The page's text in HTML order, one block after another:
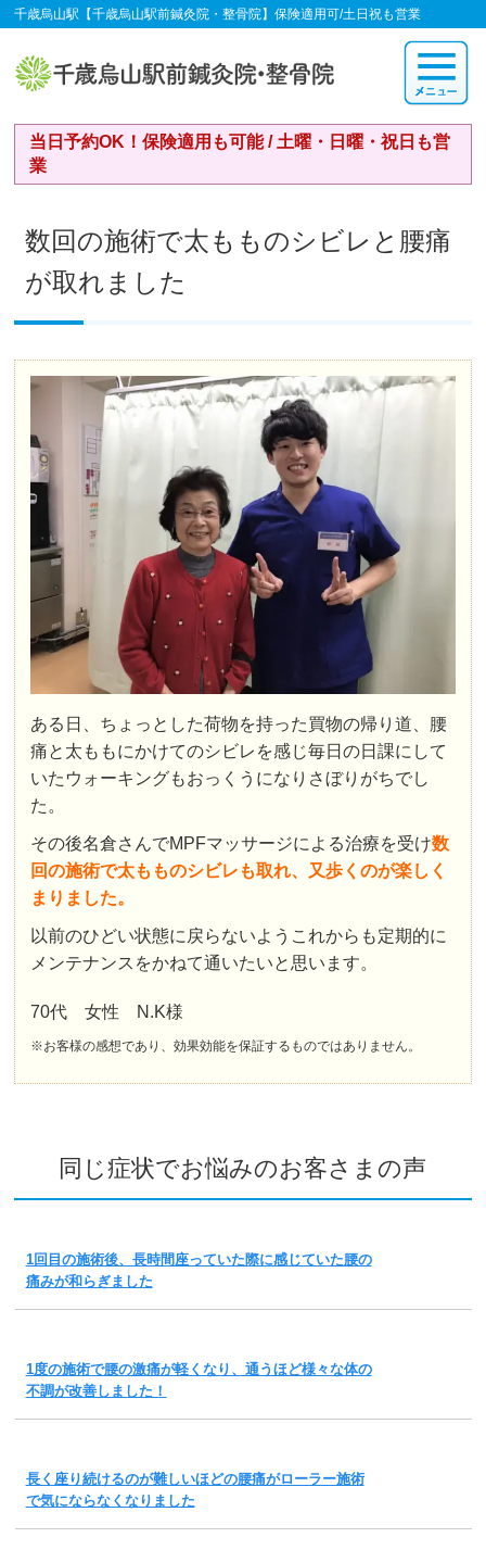
千歳烏山駅【千歳烏山駅前鍼灸院・整骨院】保険適用可/土日祝も営業
当日予約OK！保険適用も可能 / 土曜・日曜・祝日も営
業
数回の施術で太もものシビレと腰痛
が取れました
ある日、ちょっとした荷物を持った買物の帰り道、腰
痛と太ももにかけてのシビレを感じ毎日の日課にして
いたウォーキングもおっくうになりさぼりがちでし
た。
その後名倉さんでMPFマッサージによる治療を受け数
回の施術で太もものシビレも取れ、又歩くのが楽しく
まりました。
以前のひどい状態に戻らないようこれからも定期的に
メンテナンスをかねて通いたいと思います。
70代 女性 N.K様
※お客様の感想であり、効果効能を保証するものではありません。
同じ症状でお悩みのお客さまの声
1回目の施術後、長時間座っていた際に感じていた腰の
痛みが和らぎました
1度の施術で腰の激痛が軽くなり、通うほど様々な体の
不調が改善しました！
長く座り続けるのが難しいほどの腰痛がローラー施術
で気にならなくなりました